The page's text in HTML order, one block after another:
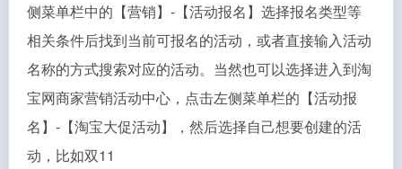
侧菜单栏中的【营销】-【活动报名】选择报名类型等
相关条件后找到当前可报名的活动，或者直接输入活动
名称的方式搜索对应的活动。当然也可以选择进入到淘
宝网商家营销活动中心，点击左侧菜单栏的【活动报
名】-【淘宝大促活动】，然后选择自己想要创建的活
动，比如双11